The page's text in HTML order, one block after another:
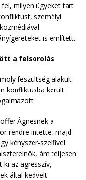
milyen ügyeket tart
személyi
is említett.
a felsorolás
feszültség alakult
konfliktusba került
Ágnesnek a
rendre intette, majd
kényszer-szelfivel
ám teljesen
ki az agresszív,
által kedvelt